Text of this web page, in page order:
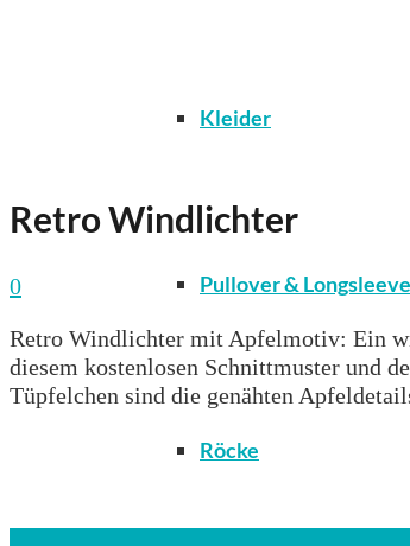
Kleider
Pullover &
Röcke
Retro Windlichter
0
Retro Windlichter mit Apfelmotiv: Ein
diesem kostenlosen Schnittmuster und
Tüpfelchen sind die genähten